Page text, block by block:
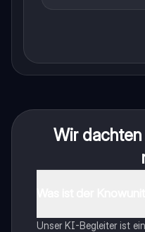
Wir
Unser KI-Begleiter ist